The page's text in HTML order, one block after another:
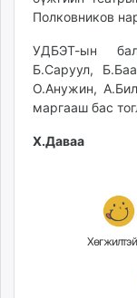
fact.mn
tumen.mn
shuum.mn
times.mn
mass.mn
Полковников
УДБЭТ-ын
Б.Саруул,
О.Анужин,
маргааш бас
Х.Даваа